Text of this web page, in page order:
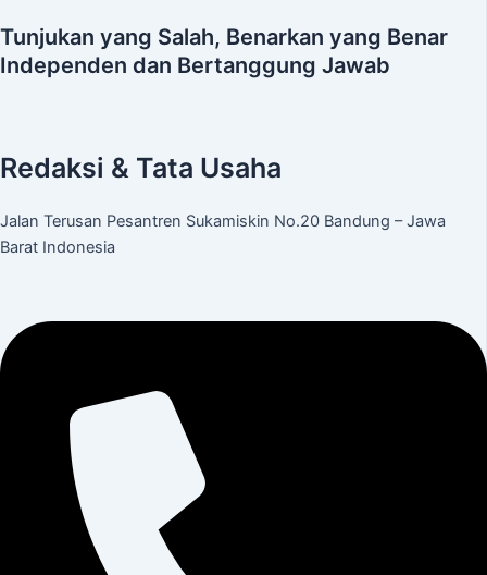
Tunjukan yang Salah, Benarkan yang Benar
Independen dan Bertanggung Jawab
Redaksi & Tata Usaha
Jalan Terusan Pesantren Sukamiskin No.20 Bandung – Jawa
Barat Indonesia